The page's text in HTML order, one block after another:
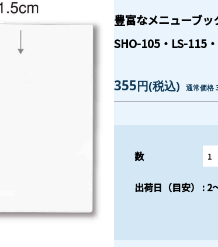
豊富なメニューブ
SHO-105・LS-115
355円(税込) 通常価格
数
出荷日（目安） : 2